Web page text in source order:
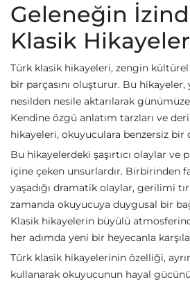
Geleneğin
Klasik
Türk klasik hikayeleri, zengin kültürel
bir parçasını oluşturur. Bu hikayeler,
nesilden nesile aktarılarak
Kendine özgü anlatım tarzları ve
hikayeleri, okuyuculara benzersiz bir
Bu hikayelerdeki şaşırtıcı olaylar ve
içine çeken unsurlardır. Birbirinden
yaşadığı dramatik olaylar, gerilimi
zamanda okuyucuya duygusal bir
Klasik hikayelerin büyülü
her adımda yeni bir heyecanla
Türk klasik hikayelerinin özelliği,
kullanarak okuyucunun hayal